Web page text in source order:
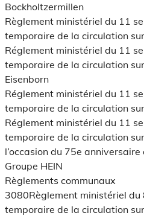
Bockholtzermillen
Règlement ministériel du 11
temporaire de la circulation
Réglement ministériel du 11
temporaire de la circulation
Eisenborn
Réglement ministériel du 11
temporaire de la circulation
Réglement ministériel du 11
temporaire de la circulation
l’occasion du 75e anniversaire
Groupe HEIN
Règlements communaux
3080Règlement ministériel
temporaire de la circulation